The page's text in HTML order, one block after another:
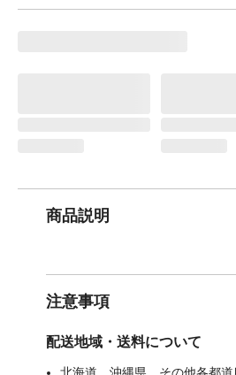
商品説明
注意事項
配送地域・送料について